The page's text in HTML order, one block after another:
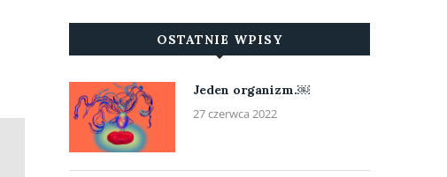
OSTATNIE WPISY
Jeden organizm.￼
27 czerwca 2022